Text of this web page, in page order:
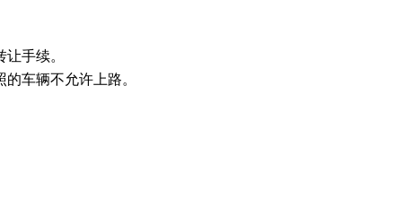
手续。
车辆不允许上路。